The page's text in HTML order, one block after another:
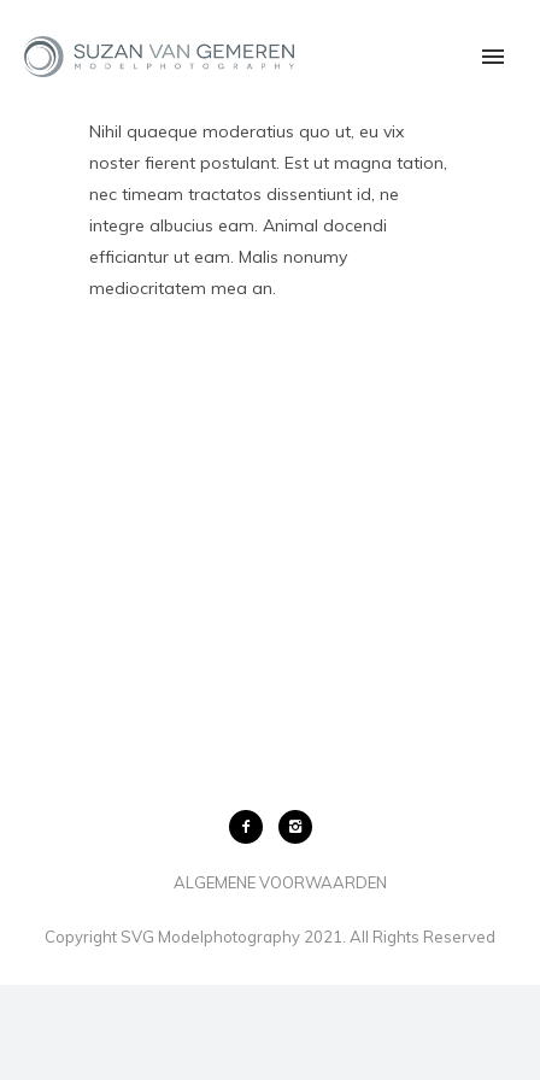
Nihil quaeque moderatius quo ut, eu vix
noster fierent postulant. Est ut magna tation,
nec timeam tractatos dissentiunt id, ne
integre albucius eam. Animal docendi
efficiantur ut eam. Malis nonumy
mediocritatem mea an.
ALGEMENE VOORWAARDEN
Copyright SVG Modelphotography 2021. All Rights Reserved